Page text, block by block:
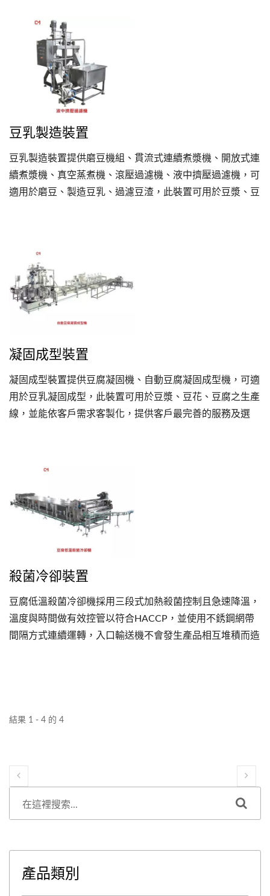
豆乳製造裝置
豆乳製造裝置提供磨豆機組、貫流式連續煮漿機、開放式連
續煮漿機、真空蒸煮機、滾壓過濾機、液中擠壓過濾機，可
適用於磨豆、製造豆乳、過濾豆渣，此裝置可用於豆漿、豆
凝固成型裝置
凝固成型裝置提供豆腐凝固機、自動豆腐凝固成型機，可適
用於豆乳凝固成型，此裝置可用於豆漿、豆花、豆腐之生產
線，並能依客戶需求客製化，提供客戶最完善的服務及選
殺菌冷卻裝置
豆腐低溫殺菌冷卻機採用三段式加熱殺菌控制且急速降溫，
溫度與時間做有效控管以符合HACCP，並使用不銹鋼網帶
間隔方式連續運轉，入口輸送機不會發生產品相互堆積而造
結果 1 - 4 的 4
產品類別